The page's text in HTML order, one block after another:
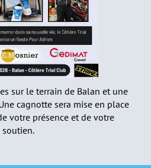
sur le terrain de Balan et une
cagnotte sera mise en place
votre présence et de votre
soutien.